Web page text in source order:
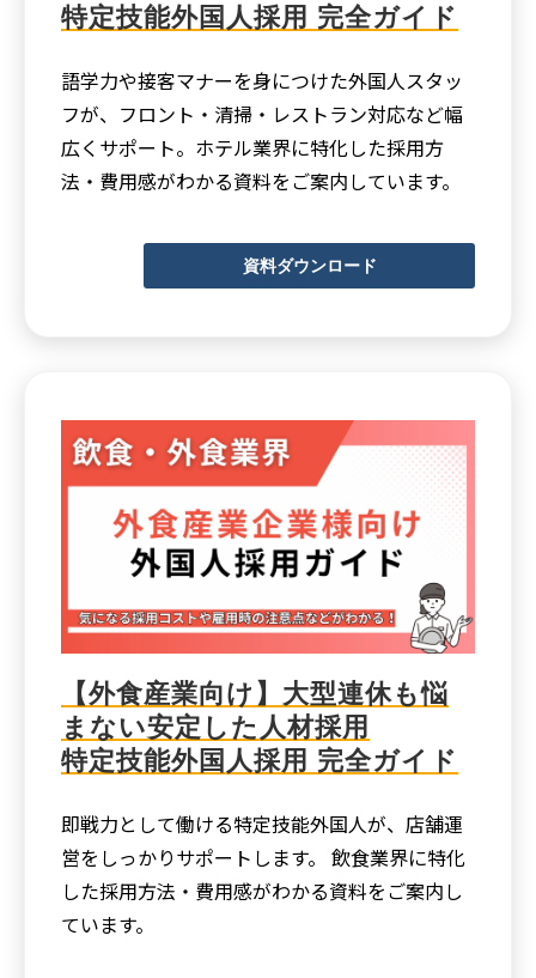
特定技能外国人採用 完全ガイド
語学力や接客マナーを身につけた外国人スタッ
フが、フロント・清掃・レストラン対応など幅
広くサポート。ホテル業界に特化した採用方
法・費用感がわかる資料をご案内しています。
資料ダウンロード
【外食産業向け】大型連休も悩
まない安定した人材採用
特定技能外国人採用 完全ガイド
即戦力として働ける特定技能外国人が、店舗運
営をしっかりサポートします。 飲食業界に特化
した採用方法・費用感がわかる資料をご案内し
ています。